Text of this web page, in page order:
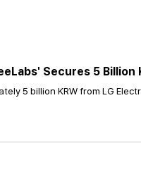
Secures 5 Billion
5 billion KRW from LG